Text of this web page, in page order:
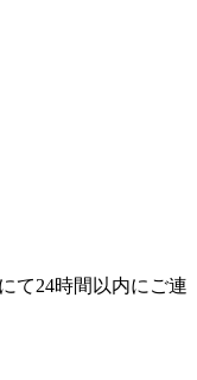
て24時間以内にご連